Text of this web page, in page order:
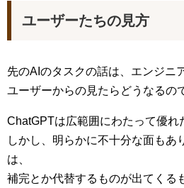
ユーザーたちの見方
先のAIのタスクの話は、エンジニ
ユーザーからの見たらどうなるの
ChatGPTは広範囲にわたって優れ
しかし、明らかに不十分な面もあ
は、
補完とか代替するものが出てくる